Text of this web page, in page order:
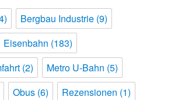
Bergbau Industrie (9)
Eisenbahn (183)
(2) Metro U-Bahn (5)
Obus (6) Rezensionen (1)